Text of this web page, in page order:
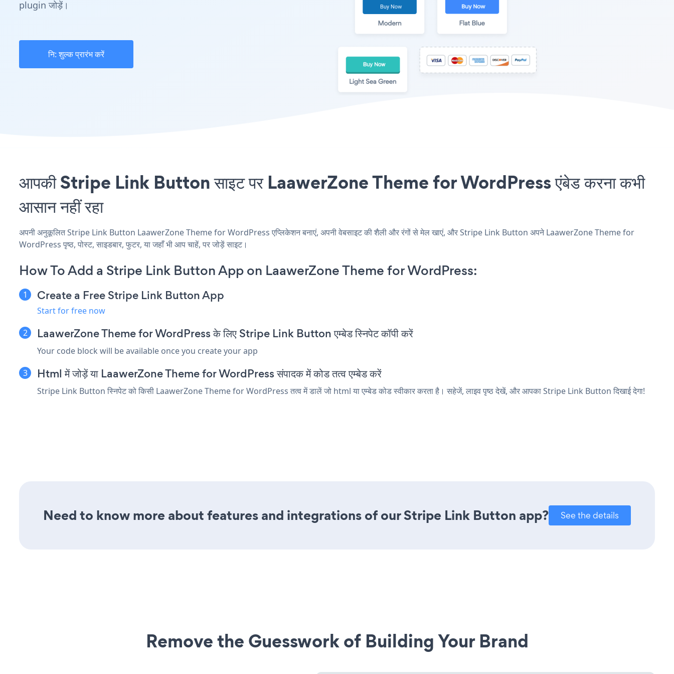
plugin जोड़ें।
नि: शुल्क प्रारंभ करें
आपकी Stripe Link Button साइट पर LaawerZone Theme for WordPress एंबेड करना कभी
आसान नहीं रहा
अपनी अनुकूलित Stripe Link Button LaawerZone Theme for WordPress एप्लिकेशन बनाएं, अपनी वेबसाइट की शैली और रंगों से मेल खाएं, और Stripe Link Button अपने LaawerZone Theme for
WordPress पृष्ठ, पोस्ट, साइडबार, फुटर, या जहाँ भी आप चाहें, पर जोड़ें साइट।
How To Add a Stripe Link Button App on LaawerZone Theme for WordPress:
Create a Free Stripe Link Button App
Start for free now
LaawerZone Theme for WordPress के लिए Stripe Link Button एम्बेड स्निपेट कॉपी करें
Your code block will be available once you create your app
Html में जोड़ें या LaawerZone Theme for WordPress संपादक में कोड तत्व एम्बेड करें
Stripe Link Button स्निपेट को किसी LaawerZone Theme for WordPress तत्व में डालें जो html या एम्बेड कोड स्वीकार करता है। सहेजें, लाइव पृष्ठ देखें, और आपका Stripe Link Button दिखाई देगा!
Need to know more about features and integrations of our Stripe Link Button app? See the details
Remove the Guesswork of Building Your Brand